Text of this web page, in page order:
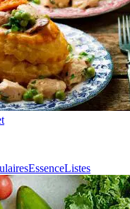
EssenceListes